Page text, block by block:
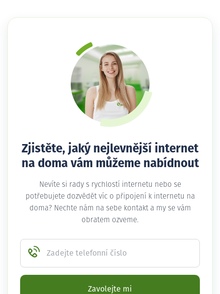
Zjistěte, jaký nejlevnější internet
na doma vám můžeme nabídnout
Nevíte si rady s rychlostí internetu nebo se
potřebujete dozvědět víc o připojení k internetu na
doma? Nechte nám na sebe kontakt a my se vám
obratem ozveme.
Zadejte telefonní číslo
Zavolejte mi